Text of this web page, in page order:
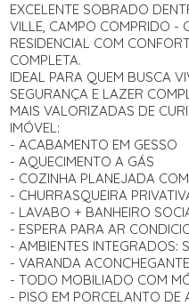
EXCELENTE SOBRADO
VILLE, CAMPO COMPRIDO -
RESIDENCIAL COM
COMPLETA.
IDEAL PARA QUEM BUSCA
SEGURANÇA E LAZER
MAIS VALORIZADAS DE
IMÓVEL:
- ACABAMENTO EM GESSO
- AQUECIMENTO A GÁS
- COZINHA PLANEJADA
- CHURRASQUEIRA
- LAVABO + BANHEIRO
- ESPERA PARA AR
- AMBIENTES INTEGRADOS:
- VARANDA ACONCHEGANTE
- TODO MOBILIADO COM
- PISO EM PORCELANTO DE